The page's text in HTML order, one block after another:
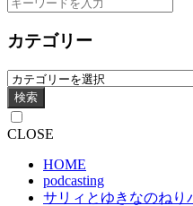
カテゴリー
検索
CLOSE
HOME
podcasting
サリィとゆきなのねり